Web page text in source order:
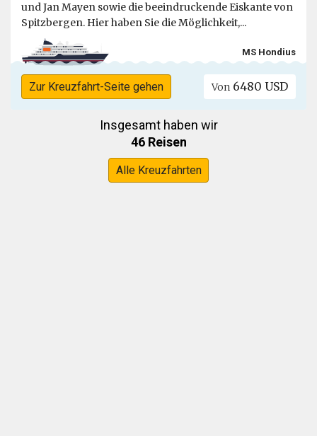
und Jan Mayen sowie die beeindruckende Eiskante von
Spitzbergen. Hier haben Sie die Möglichkeit,...
MS Hondius
Zur Kreuzfahrt-Seite gehen Von 6480 USD
Insgesamt haben wir
46 Reisen
Alle Kreuzfahrten